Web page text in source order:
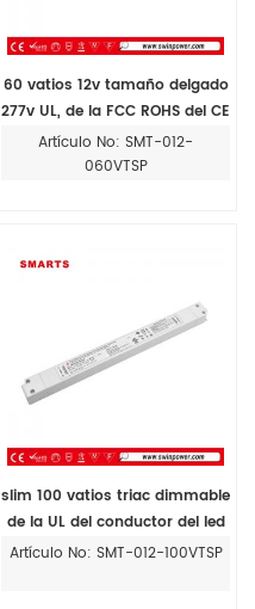
60 vatios 12v tamaño delgado
277v UL, de la FCC ROHS del CE
mencionados triac dimmable
llevó la fuente de alimentación
Artículo No: SMT-012-
060VTSP
slim 100 vatios triac dimmable
de la UL del conductor del led
fuente de alimentación 12v 24v
Artículo No: SMT-012-100VTSP